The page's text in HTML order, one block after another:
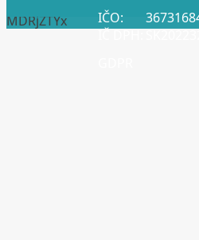
IČO:
MDRjZTYx